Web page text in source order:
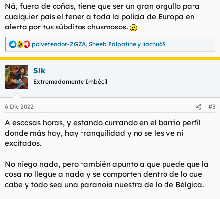
Ná, fuera de coñas, tiene que ser un gran orgullo para
cualquier país el tener a toda la policía de Europa en
alerta por tus súbditos chusmosos.
R
e
a
c
c
i
e
:
polveteador-ZGZA, Sheeb Palpatine y liachu69
Slk
Extremadamente Imbécil
6 Dic 2022 #3
A escasas horas, y estando currando en el barrio perfil
donde más hay, hay tranquilidad y no se les ve ni
excitados.
No niego nada, pero también apunto a que puede que la
cosa no llegue a nada y se comporten dentro de lo que
cabe y todo sea una paranoia nuestra de lo de Bélgica.